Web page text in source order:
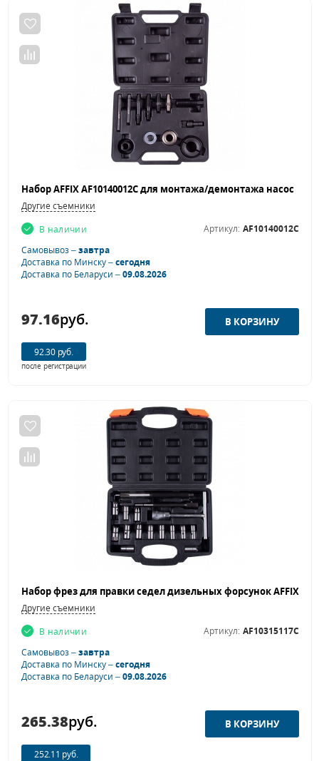
Другие съемники
В наличии
Артикул: AF10140012C
Самовывоз –завтра
Доставка по Минску –сегодня
Доставка по Беларуси –09.08.2026
97.16руб.
92.30 руб.
после регистрации
Другие съемники
В наличии
Артикул: AF10315117C
Самовывоз –завтра
Доставка по Минску –сегодня
Доставка по Беларуси –09.08.2026
265.38руб.
252.11 руб.